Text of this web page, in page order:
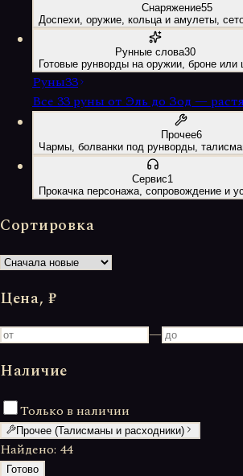
Снаряжение55
Доспехи, оружие, кольца и амулеты,
Рунные слова30
Готовые рунворды на оружии, броне или
Руны33
Все 33 руны от Эль до Зод —
Прочее6
Чармы, болванки под рунворды,
Сервис1
Прокачка персонажа, сопровождение и
Сортировка
Цена, ₽
—
Наличие
Только в наличии
Прочее (Талисманы и расходники)
Найдено: 44
Готово